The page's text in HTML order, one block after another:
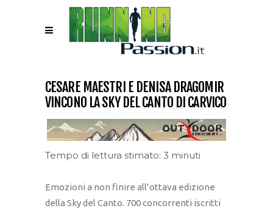
CESARE MAESTRI E DENISA DRAGOMIR
VINCONO LA SKY DEL CANTO DI CARVICO
Tempo di lettura stimato: 3 minuti
Emozioni a non finire all’ottava edizione
della Sky del Canto. 700 concorrenti iscritti